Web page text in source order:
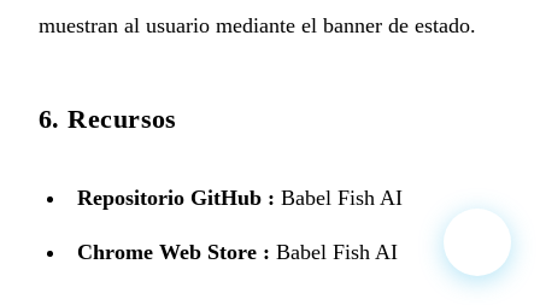
muestran al usuario mediante el banner de estado.
6. Recursos
Repositorio GitHub : Babel Fish AI
Chrome Web Store : Babel Fish AI